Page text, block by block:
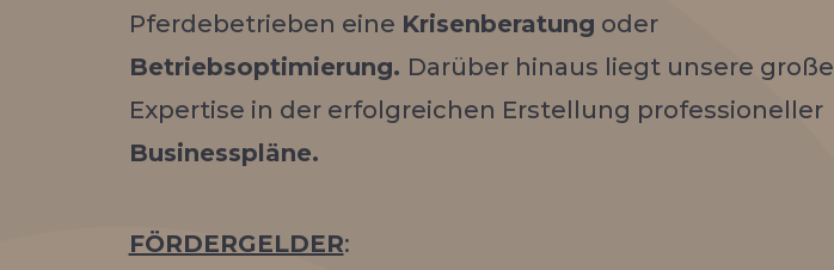
Pferdebetrieben eine Krisenberatung oder
Betriebsoptimierung. Darüber hinaus liegt unsere große
Expertise in der erfolgreichen Erstellung professioneller
Businesspläne.
FÖRDERGELDER: